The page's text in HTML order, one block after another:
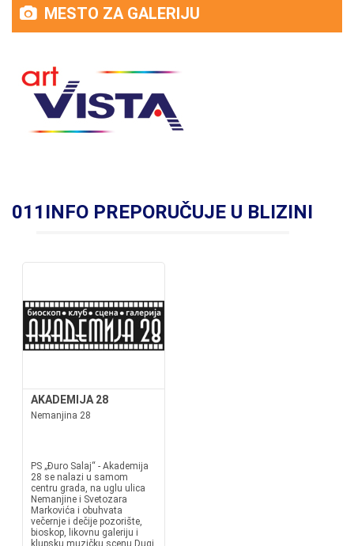
MESTO ZA GALERIJU
011INFO PREPORUČUJE U BLIZINI
AKADEMIJA 28
Nemanjina 28
PS „Đuro Salaj“ - Akademija
28 se nalazi u samom
centru grada, na uglu ulica
Nemanjine i Svetozara
Markovića i obuhvata
večernje i dečije pozorište,
bioskop, likovnu galeriju i
klupsku muzičku scenu.Dugi